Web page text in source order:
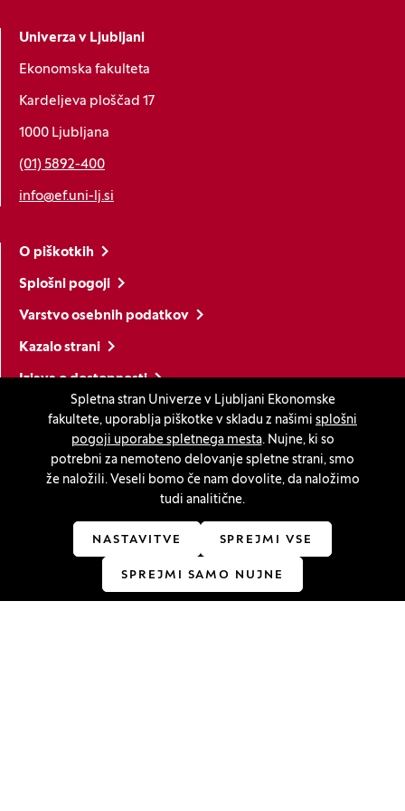
Spletna stran Univerze v Ljubljani Ekonomske
fakultete, uporablja piškotke v skladu z našimi splošni
pogoji uporabe spletnega mesta. Nujne, ki so
potrebni za nemoteno delovanje spletne strani, smo
že naložili. Veseli bomo če nam dovolite, da naložimo
tudi analitične.
NASTAVITVE SPREJMI VSE
SPREJMI SAMO NUJNE
Univerza v Ljubljani
Ekonomska fakulteta
Kardeljeva ploščad 17
1000 Ljubljana
(01) 5892-400
info@ef.uni-lj.si
O piškotkih
Splošni pogoji
Varstvo osebnih podatkov
Kazalo strani
Izjava o dostopnosti
Nastavitve piškotkov
Ostanite v stiku